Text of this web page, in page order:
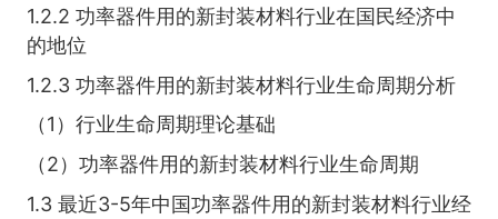
1.2.2 功率器件用的新封装材料行业在国民经济中
的地位
1.2.3 功率器件用的新封装材料行业生命周期分析
（1）行业生命周期理论基础
（2）功率器件用的新封装材料行业生命周期
1.3 最近3-5年中国功率器件用的新封装材料行业经